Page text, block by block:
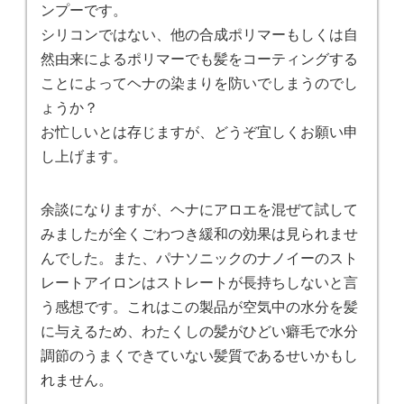
ンプーです。
シリコンではない、他の合成ポリマーもしくは自
然由来によるポリマーでも髪をコーティングする
ことによってヘナの染まりを防いでしまうのでし
ょうか？
お忙しいとは存じますが、どうぞ宜しくお願い申
し上げます。
余談になりますが、ヘナにアロエを混ぜて試して
みましたが全くごわつき緩和の効果は見られませ
んでした。また、パナソニックのナノイーのスト
レートアイロンはストレートが長持ちしないと言
う感想です。これはこの製品が空気中の水分を髪
に与えるため、わたくしの髪がひどい癖毛で水分
調節のうまくできていない髪質であるせいかもし
れません。